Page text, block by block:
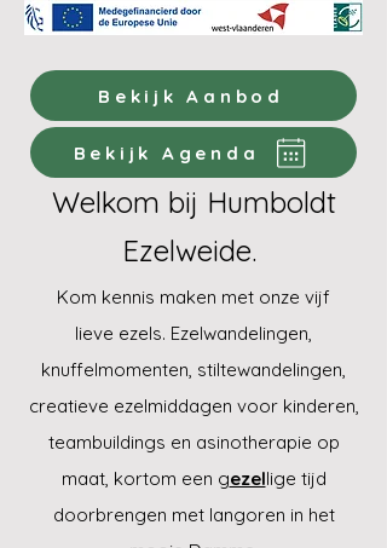
Bekijk Aanbod
Bekijk Agenda
Welkom bij Humboldt
Ezelweide.
Kom kennis maken met onze vijf
lieve ezels. Ezelwandelingen,
knuffelmomenten, stiltewandelingen,
creatieve ezelmiddagen voor kinderen,
teambuildings en asinotherapie op
maat, kortom een gezellige tijd
doorbrengen met langoren in het